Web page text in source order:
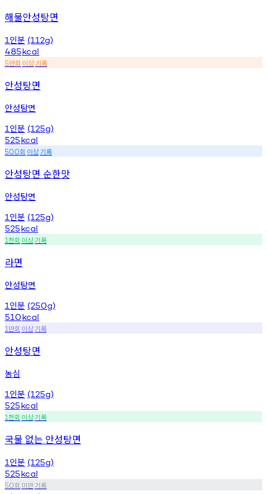
해물안성탕면
1 인분 (112g)
485kcal
5만회 이상기록
안성탕면
안성탕면
1 인분 (125g)
525kcal
500회 이상기록
안성탕면 순한맛
안성탕면
1 인분 (125g)
525kcal
1천회 이상기록
라면
안성탕면
1 인분 (250g)
510kcal
1 만회 이상기록
안성탕면
농심
1 인분 (125g)
525kcal
1천회 이상기록
국물 없는 안성탕면
1 인분 (125g)
525kcal
50회 미만기록